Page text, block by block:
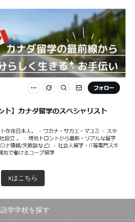
xはこちら
語学学校を探す